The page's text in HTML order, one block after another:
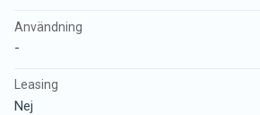
Användning
-
Leasing
Nej